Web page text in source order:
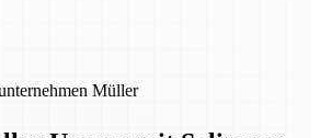
Müller